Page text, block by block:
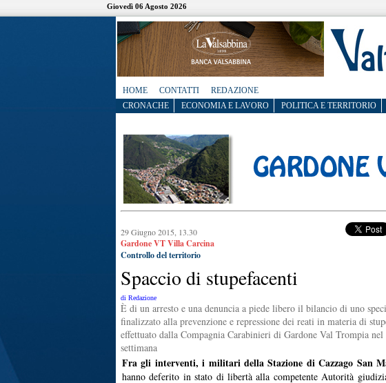
Giovedì 06 Agosto 2026
HOME CONTATTI
REDAZIONE
CRONACHE
ECONOMIA E LAVORO POLITICA E TERRITORIO
29 Giugno 2015, 13.30
Gardone VT Villa Carcina
Controllo del territorio
Spaccio di stupefacenti
di Redazione
È di un arresto e una denuncia a piede libero il bilancio di uno
finalizzato alla prevenzione e repressione dei reati in materia di
effettuato dalla Compagnia Carabinieri di Gardone Val Trompia
settimana
Fra gli interventi, i militari della Stazione di Cazzago San
hanno deferito in stato di libertà alla competente Autorità